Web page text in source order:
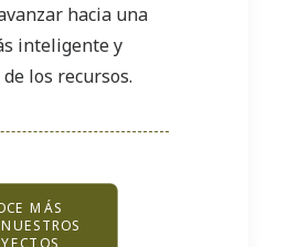
hacia una
inteligente y
los recursos.
MÁS